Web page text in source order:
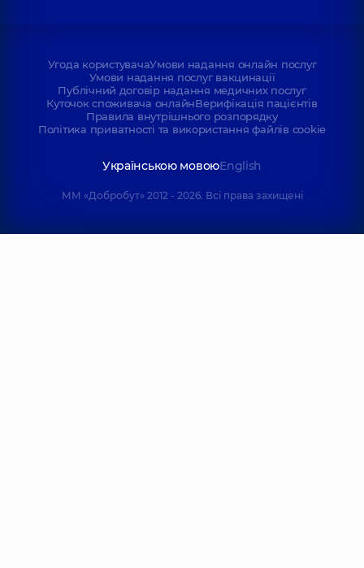
Угода користувачаУмови надання онлайн послуг
Умови надання послуг вакцинації
Публічний договір надання медичних послуг
Куточок споживача онлайнВерифікація пацієнтів
Правила внутрішнього розпорядку
Політика приватності та використання файлів cookie
Українською мовоюEnglish
ММ «Добробут» 2012 - 2026. Всі права захищені